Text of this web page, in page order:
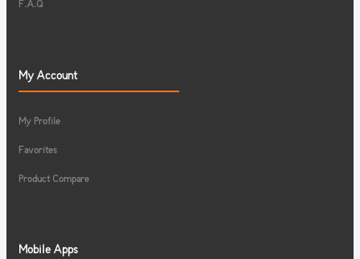
F.A.Q
My Account
My Profile
Favorites
Product Compare
Mobile Apps